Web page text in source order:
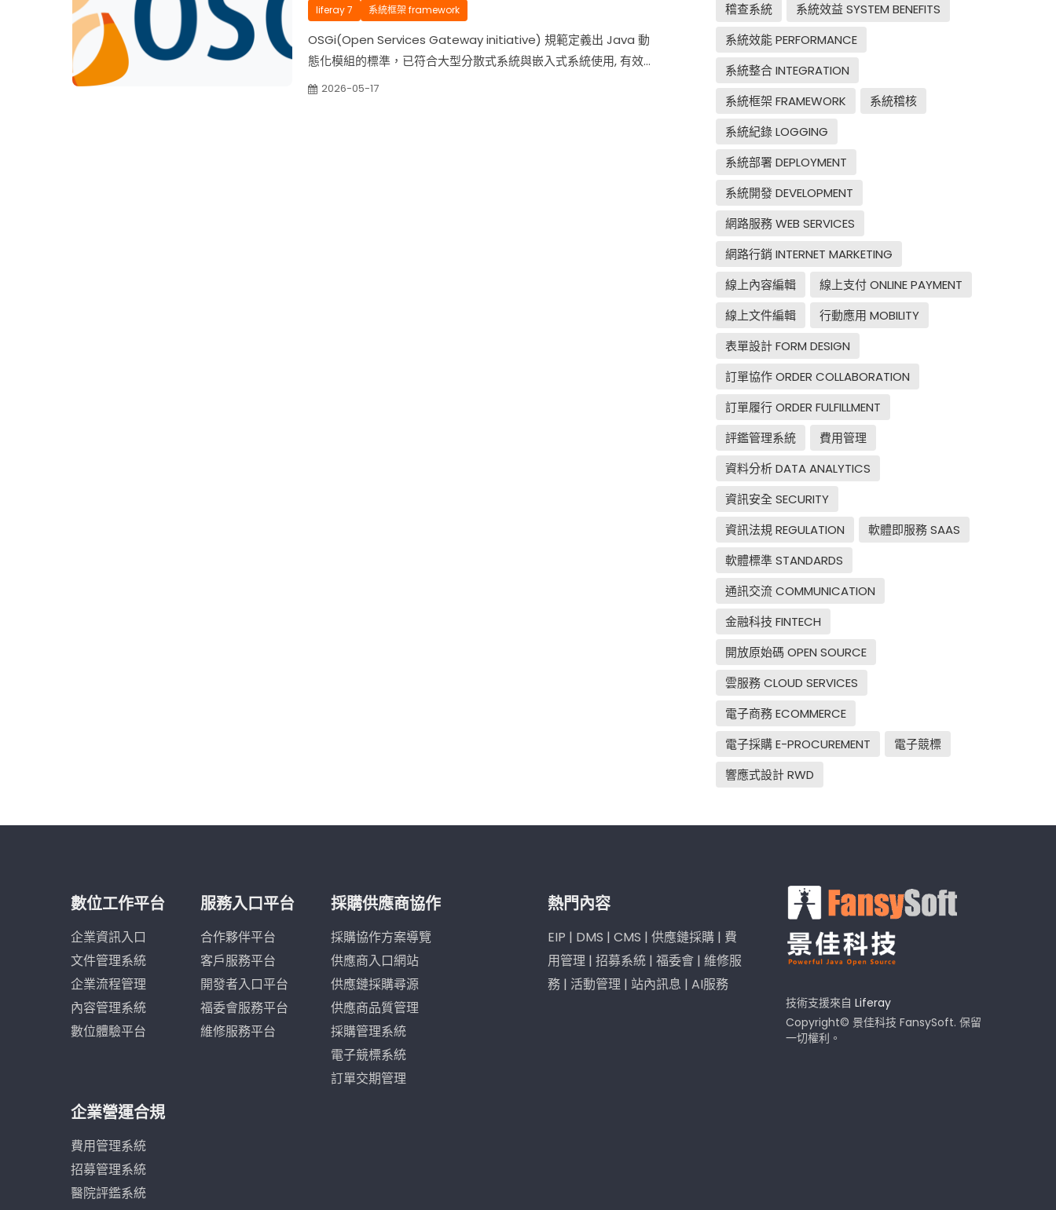
liferay 7
系統框架 framework
OSGi(Open Services Gateway initiative) 規範定義出 Java 動
態化模組的標準，已符合大型分散式系統與嵌入式系統使用, 有效的
減少了系統的複雜度。 OSGi 框架中的概念分為幾個結構
2026-05-17
稽查系統
系統效益 SYSTEM BENEFITS
系統效能 PERFORMANCE
系統整合 INTEGRATION
系統框架 FRAMEWORK
系統稽核
系統紀錄 LOGGING
系統部署 DEPLOYMENT
系統開發 DEVELOPMENT
網路服務 WEB SERVICES
網路行銷 INTERNET MARKETING
線上內容編輯
線上支付 ONLINE PAYMENT
線上文件編輯
行動應用 MOBILITY
表單設計 FORM DESIGN
訂單協作 ORDER COLLABORATION
訂單履行 ORDER FULFILLMENT
評鑑管理系統
費用管理
資料分析 DATA ANALYTICS
資訊安全 SECURITY
資訊法規 REGULATION
軟體即服務 SAAS
軟體標準 STANDARDS
通訊交流 COMMUNICATION
金融科技 FINTECH
開放原始碼 OPEN SOURCE
雲服務 CLOUD SERVICES
電子商務 ECOMMERCE
電子採購 E-PROCUREMENT
電子競標
響應式設計 RWD
數位工作平台
企業資訊入口
文件管理系統
企業流程管理
內容管理系統
數位體驗平台
服務入口平台
合作夥伴平台
客戶服務平台
開發者入口平台
福委會服務平台
維修服務平台
採購供應商協作
採購協作方案導覽
供應商入口網站
供應鏈採購尋源
供應商品質管理
採購管理系統
電子競標系統
訂單交期管理
企業營運合規
費用管理系統
招募管理系統
醫院評鑑系統
熱門內容
EIP | DMS | CMS | 供應鏈採購| 費
用管理| 招募系統| 福委會| 維修服
務| 活動管理| 站內訊息 | AI服務
技術支援來自 Liferay
Copyright© 景佳科技 FansySoft. 保留
一切權利。